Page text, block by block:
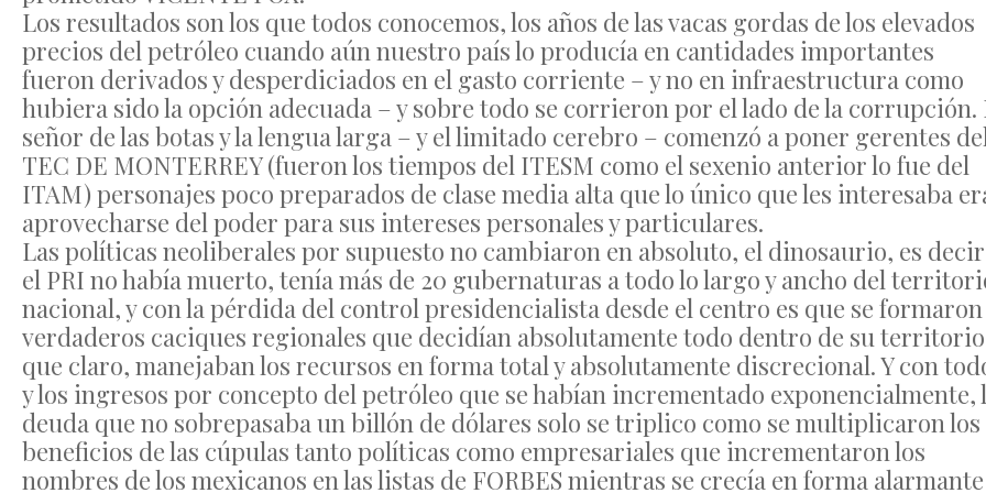
Los resultados son los que todos conocemos, los años de las vacas gordas de los elevados
precios del petróleo cuando aún nuestro país lo producía en cantidades importantes
fueron derivados y desperdiciados en el gasto corriente – y no en infraestructura como
hubiera sido la opción adecuada – y sobre todo se corrieron por el lado de la corrupción.
señor de las botas y la lengua larga – y el limitado cerebro – comenzó a poner gerentes
TEC DE MONTERREY (fueron los tiempos del ITESM como el sexenio anterior lo fue del
ITAM) personajes poco preparados de clase media alta que lo único que les interesaba
aprovecharse del poder para sus intereses personales y particulares.
Las políticas neoliberales por supuesto no cambiaron en absoluto, el dinosaurio, es decir
el PRI no había muerto, tenía más de 20 gubernaturas a todo lo largo y ancho del
nacional, y con la pérdida del control presidencialista desde el centro es que se formaron
verdaderos caciques regionales que decidían absolutamente todo dentro de su
que claro, manejaban los recursos en forma total y absolutamente discrecional. Y con
y los ingresos por concepto del petróleo que se habían incrementado exponencialmente,
deuda que no sobrepasaba un billón de dólares solo se triplico como se multiplicaron los
beneficios de las cúpulas tanto políticas como empresariales que incrementaron los
nombres de los mexicanos en las listas de FORBES mientras se crecía en forma alarmante